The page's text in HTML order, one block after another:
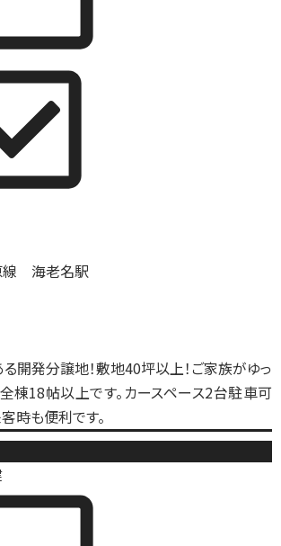
線 海老名駅
開発分譲地！敷地40坪以上！ご家族がゆっ
棟18帖以上です。カースペース2台駐車可
時も便利です。